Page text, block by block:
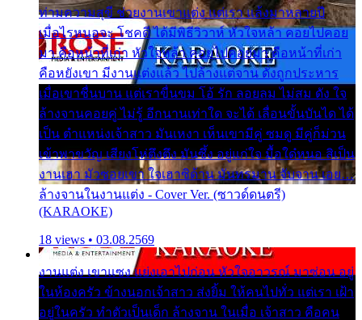
ท่ามความสุขี ช่วยงานเขาแต่ง แต่เรา แล้งมาหลายปี
เมื่อไรหนอจะ โชคดี ได้มีพิธีวิวาห์ หัวใจหล้า คอยไปคอย
มา คือหน้าที่เก่า หัวใจหล้า คอยไปคอยมา คือหน้าที่เก่า
คือหยังเขา มีงานแต่งแล้ว ไปล้างแต่จาน ดั่งถูกประหาร
เมื่อเขาชื่นบาน แต่เราขื่นขม โอ้ รัก ลอยลม ไม่สม ดัง ใจ
ล้างจานคอยคู่ ไม่รู้ อีกนานเท่าใด จะได้ เลื่อนขั้นบันได ได้
เป็น ตำแหน่งเจ้าสาว มันเหงา เห็นเขามีคู่ ซมดู มีคู่ก็ม่วน
เข้าพาขวัญ เสียงโห่ตึงตึง มันซึ้ง อยู่แก่ใจ มื้อใด๋หนอ สิเป็น
งานเฮา มัวซอยเขา ใจเฮาซิด้าน มันทรมาน จับจาน เอย…
ล้างจานในงานแต่ง - Cover Ver. (ซาวด์ดนตรี)
(KARAOKE)
18 views • 03.08.2569
งานแต่ง เขาแซง แย่งเอาไปก่อน หัวใจอาวรณ์ มาซ่อน อยู่
ในห้องครัว ข้างนอกเจ้าสาว ส่งยิ้ม ให้คนไปทั่ว แต่เรา เฝ้า
อยู่ในครัว ทำตัวเป็นเด็ก ล้างจาน ในเมื่อ เจ้าสาว คือคน